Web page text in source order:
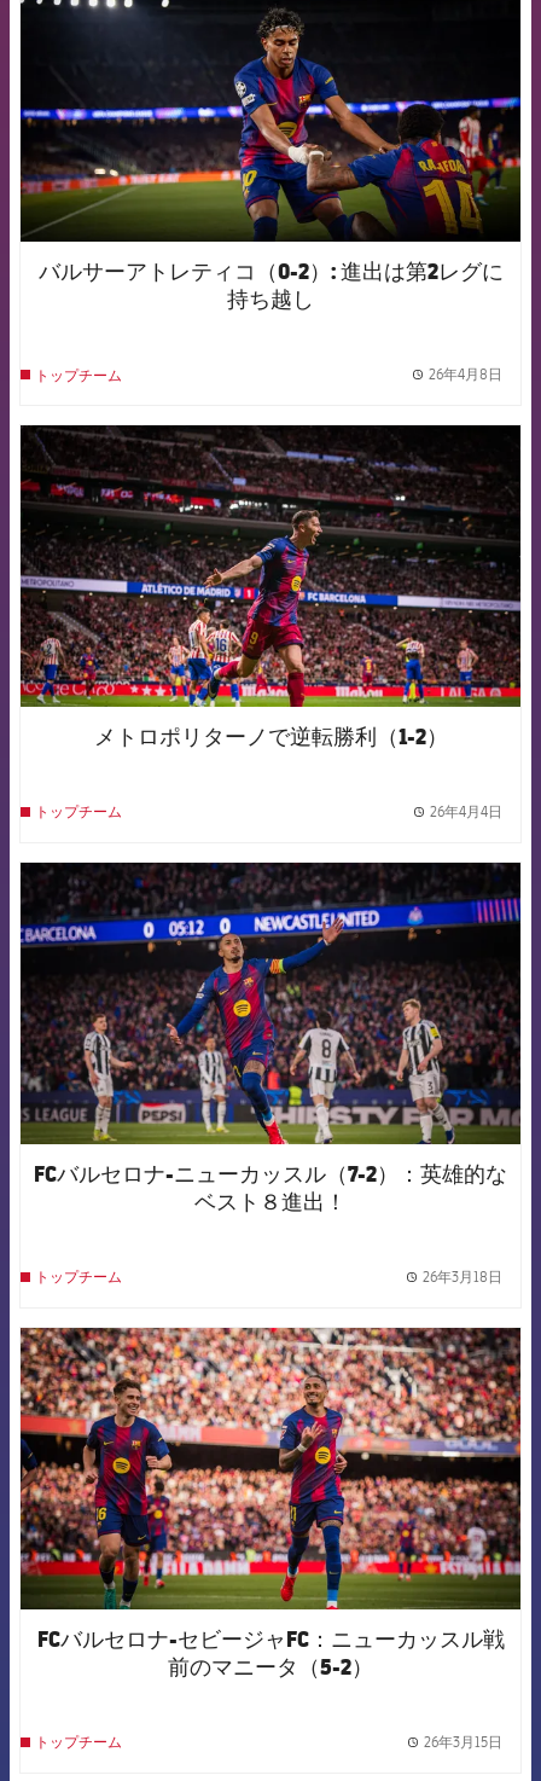
バルサーアトレティコ（0-2）: 進出は第2レグに
持ち越し
トップチーム 26年4月8日
FCB Barcelona badge
メトロポリターノで逆転勝利（1-2）
トップチーム 26年4月4日
FCB Barcelona badge
FCバルセロナ-ニューカッスル（7-2）：英雄的な
ベスト８進出！
トップチーム 26年3月18日
FCB Barcelona badge
FCバルセロナ-セビージャFC：ニューカッスル戦
前のマニータ（5-2）
トップチーム 26年3月15日